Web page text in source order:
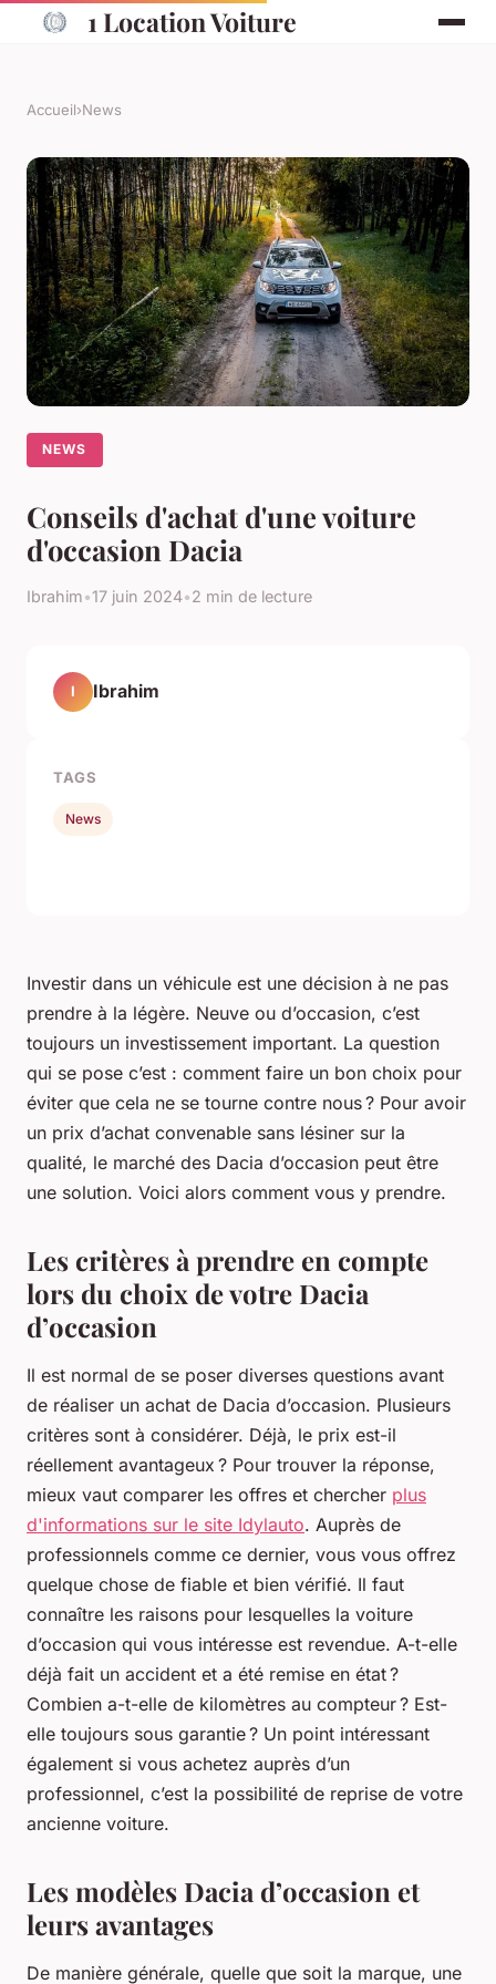
1 Location Voiture
Accueil›News
NEWS
Conseils d'achat d'une voiture
d'occasion Dacia
Ibrahim•17 juin 2024•2 min de lecture
Investir dans un véhicule est une décision à ne pas
prendre à la légère. Neuve ou d’occasion, c’est
toujours un investissement important. La question
qui se pose c’est : comment faire un bon choix pour
éviter que cela ne se tourne contre nous ? Pour avoir
un prix d’achat convenable sans lésiner sur la
qualité, le marché des Dacia d’occasion peut être
une solution. Voici alors comment vous y prendre.
Les critères à prendre en compte
lors du choix de votre Dacia
d’occasion
Il est normal de se poser diverses questions avant
de réaliser un achat de Dacia d’occasion. Plusieurs
critères sont à considérer. Déjà, le prix est-il
réellement avantageux ? Pour trouver la réponse,
mieux vaut comparer les offres et chercher plus
d'informations sur le site Idylauto. Auprès de
professionnels comme ce dernier, vous vous offrez
quelque chose de fiable et bien vérifié. Il faut
connaître les raisons pour lesquelles la voiture
d’occasion qui vous intéresse est revendue. A-t-elle
déjà fait un accident et a été remise en état ?
Combien a-t-elle de kilomètres au compteur ? Est-
elle toujours sous garantie ? Un point intéressant
également si vous achetez auprès d’un
professionnel, c’est la possibilité de reprise de votre
ancienne voiture.
Les modèles Dacia d’occasion et
leurs avantages
De manière générale, quelle que soit la marque, une
I Ibrahim
TAGS
News